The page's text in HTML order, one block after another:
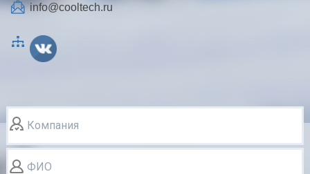
info@cooltech.ru
Компания
ФИО